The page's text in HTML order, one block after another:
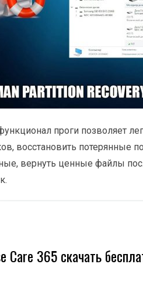
проги позволяет
восстановить потерянные
вернуть ценные файлы
Care 365 скачать